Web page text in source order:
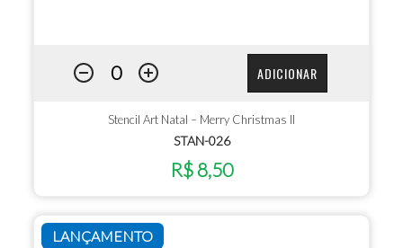
ADICIONAR
Stencil Art Natal – Merry Christmas II
STAN-026
R$ 8,50
LANÇAMENTO